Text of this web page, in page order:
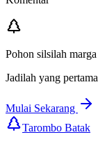
Pohon silsilah marga
Jadilah yang
Mulai Sekarang
Tarombo Batak